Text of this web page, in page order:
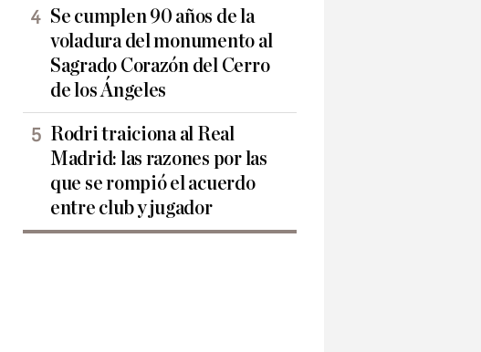
Se cumplen 90 años de la
voladura del monumento al
Sagrado Corazón del Cerro
de los Ángeles
Rodri traiciona al Real
Madrid: las razones por las
que se rompió el acuerdo
entre club y jugador